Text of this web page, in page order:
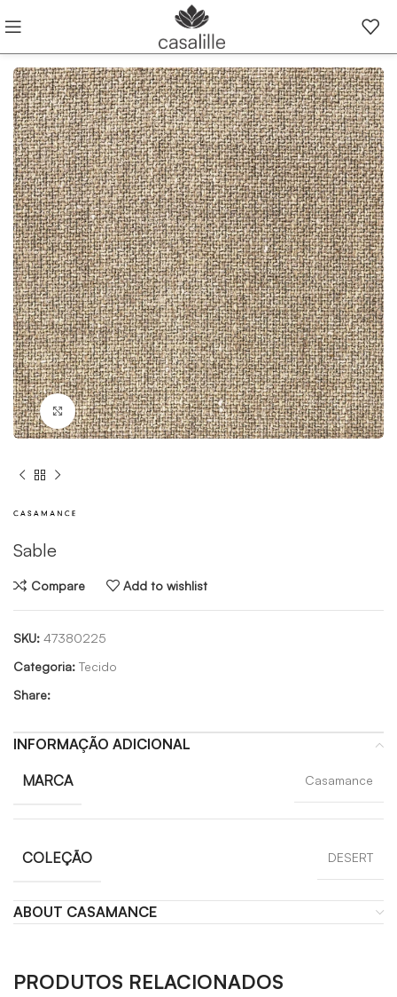
Click to enlarge
Sable
Compare Add to wishlist
SKU: 47380225
Categoria: Tecido
Share:
INFORMAÇÃO ADICIONAL
MARCA Casamance
COLEÇÃO DESERT
ABOUT CASAMANCE
PRODUTOS RELACIONADOS